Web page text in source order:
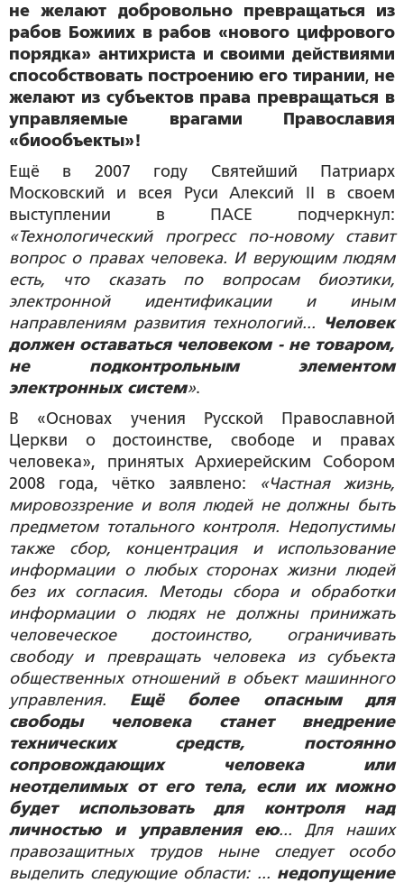
не желают добровольно превращаться из
рабов Божиих в рабов «нового цифрового
порядка» антихриста и своими действиями
способствовать построению его тирании, не
желают из субъектов права превращаться в
управляемые врагами Православия
«биообъекты»!
Ещё в 2007 году Святейший Патриарх
Московский и всея Руси Алексий II в своем
выступлении в ПАСЕ подчеркнул:
«Технологический прогресс по-новому ставит
вопрос о правах человека. И верующим людям
есть, что сказать по вопросам биоэтики,
электронной идентификации и иным
направлениям развития технологий... Человек
должен оставаться человеком - не товаром,
не подконтрольным элементом
электронных систем».
В «Основах учения Русской Православной
Церкви о достоинстве, свободе и правах
человека», принятых Архиерейским Собором
2008 года, чётко заявлено:
«Частная жизнь,
мировоззрение и воля людей не должны быть
предметом тотального контроля. Недопустимы
также сбор, концентрация и использование
информации о любых сторонах жизни людей
без их согласия. Методы сбора и обработки
информации о людях не должны принижать
человеческое достоинство, ограничивать
свободу и превращать человека из субъекта
общественных отношений в объект машинного
управления. Ещё более опасным для
свободы человека станет внедрение
технических средств, постоянно
сопровождающих человека или
неотделимых от его тела, если их можно
будет использовать для контроля над
личностью и управления ею... Для наших
правозащитных трудов ныне следует особо
выделить следующие области: ... недопущение